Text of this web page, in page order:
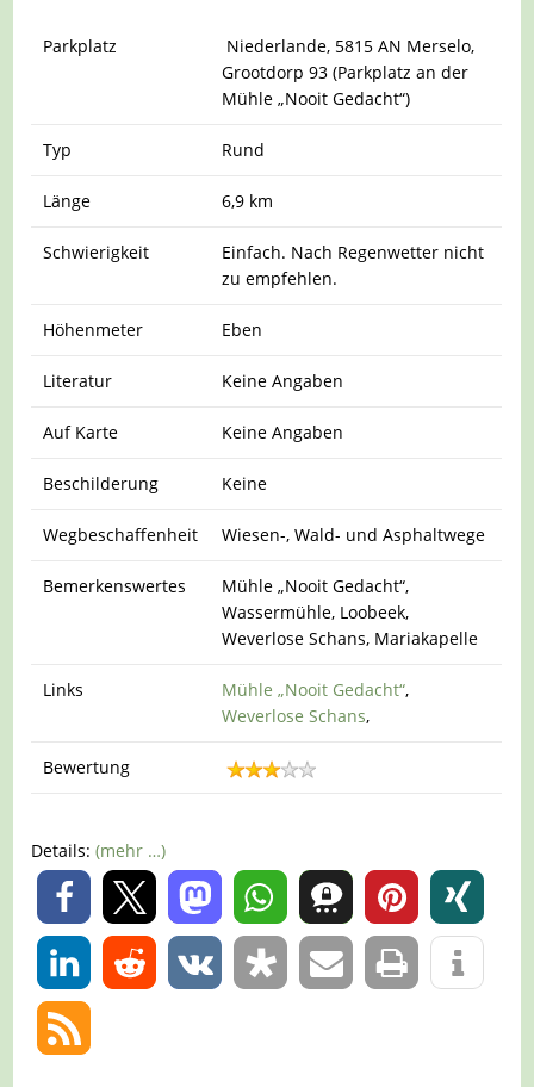
Parkplatz
Niederlande, 5815 AN Merselo,
Grootdorp 93 (Parkplatz an der
Mühle „Nooit Gedacht“)
Typ Rund
Länge 6,9 km
Schwierigkeit
Einfach. Nach Regenwetter nicht
zu empfehlen.
Höhenmeter Eben
Literatur Keine Angaben
Auf Karte Keine Angaben
Beschilderung Keine
Wegbeschaffenheit Wiesen-, Wald- und Asphaltwege
Bemerkenswertes
Mühle „Nooit Gedacht“,
Wassermühle, Loobeek,
Weverlose Schans, Mariakapelle
Links Mühle „Nooit Gedacht“,
Weverlose Schans,
Bewertung
Details:(mehr …)
0
0